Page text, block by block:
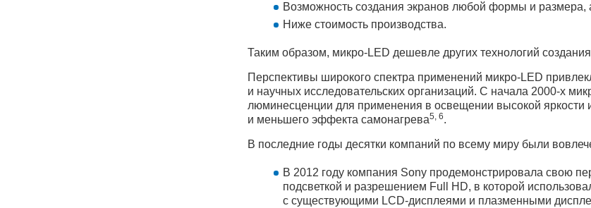
Возможность создания экранов любой формы и размера,
Ниже стоимость производства.
Таким образом, микро-LED дешевле других технологий
Перспективы широкого спектра применений микро-LED
и научных исследовательских организаций. С начала 2000-х
люминесценции для применения в освещении высокой яркости
и меньшего эффекта самонагрева5, 6.
В последние годы десятки компаний по всему миру были
В 2012 году компания Sony продемонстрировала свою
подсветкой и разрешением Full HD, в которой
с существующими LCD-дисплеями и плазменными